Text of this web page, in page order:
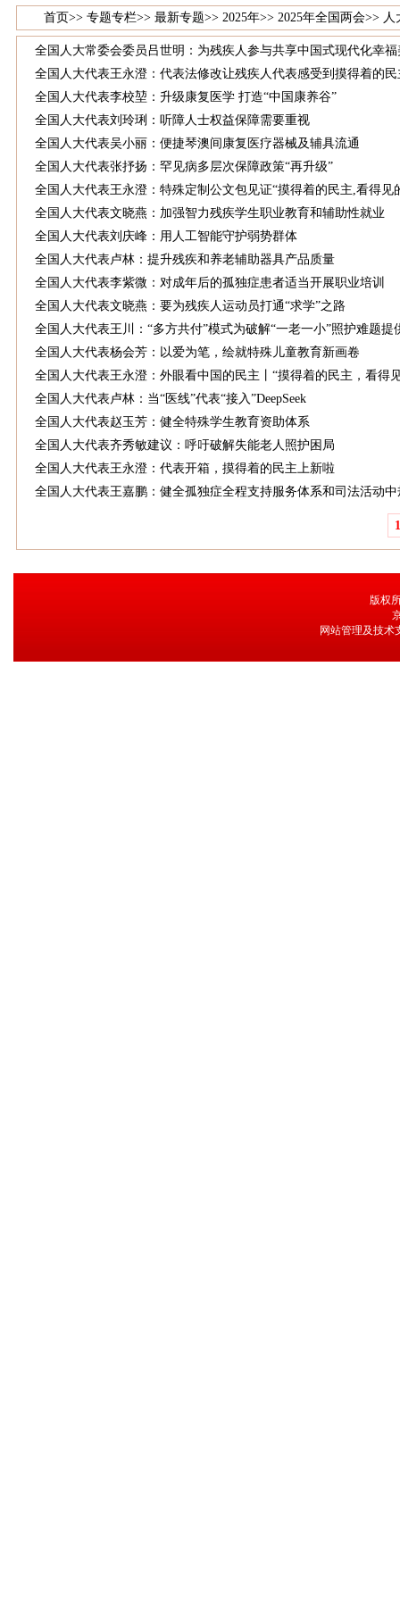
首页>> 专题专栏>> 最新专题>> 2025年>> 2025年全国两会>> 人
全国人大常委会委员吕世明：为残疾人参与共享中国式现代化幸
全国人大代表王永澄：代表法修改让残疾人代表感受到摸得着的
全国人大代表李校堃：升级康复医学 打造“中国康养谷”
全国人大代表刘玲琍：听障人士权益保障需要重视
全国人大代表吴小丽：便捷琴澳间康复医疗器械及辅具流通
全国人大代表张抒扬：罕见病多层次保障政策“再升级”
全国人大代表王永澄：特殊定制公文包见证“摸得着的民主,看得见
全国人大代表文晓燕：加强智力残疾学生职业教育和辅助性就业
全国人大代表刘庆峰：用人工智能守护弱势群体
全国人大代表卢林：提升残疾和养老辅助器具产品质量
全国人大代表李紫微：对成年后的孤独症患者适当开展职业培训
全国人大代表文晓燕：要为残疾人运动员打通“求学”之路
全国人大代表王川：“多方共付”模式为破解“一老一小”照护难题提
全国人大代表杨会芳：以爱为笔，绘就特殊儿童教育新画卷
全国人大代表王永澄：外眼看中国的民主丨“摸得着的民主，看得
全国人大代表卢林：当“医线”代表“接入”DeepSeek
全国人大代表赵玉芳：健全特殊学生教育资助体系
全国人大代表齐秀敏建议：呼吁破解失能老人照护困局
全国人大代表王永澄：代表开箱，摸得着的民主上新啦
全国人大代表王嘉鹏：健全孤独症全程支持服务体系和司法活动
1
版权
网站管理及技术